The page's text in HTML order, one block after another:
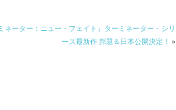
ネーター：ニュー・フェイト』ターミネーター・シリ
ーズ最新作 邦題＆日本公開決定！ »